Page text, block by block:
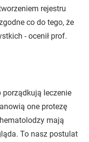
rejestru
co do tego, że
- ocenił prof.
porządkują leczenie
one protezę
mają
To nasz postulat